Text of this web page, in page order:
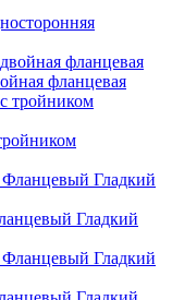
фланцевая
Гладкий